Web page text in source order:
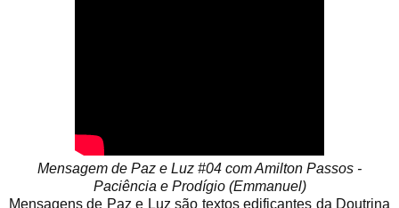
Mensagem de Paz e Luz #04 com Amilton Passos -
Paciência e Prodígio (Emmanuel)
Mensagens de Paz e Luz são textos edificantes da Doutrina